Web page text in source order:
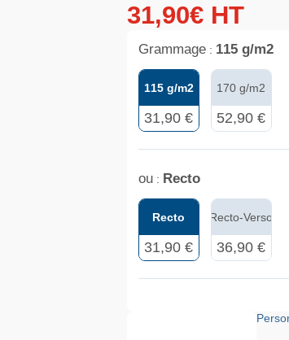
31,90€ HT
Grammage : 115 g/m2
115 g/m2
31,90 €
170 g/m2
52,90 €
ou : Recto
Recto
31,90 €
Recto-Verso
36,90 €